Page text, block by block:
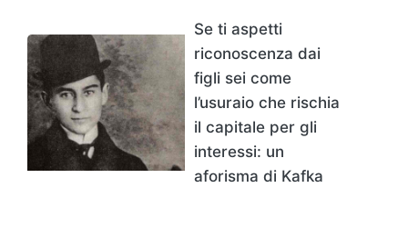
Se ti aspetti
riconoscenza dai
figli sei come
l’usuraio che rischia
il capitale per gli
interessi: un
aforisma di Kafka